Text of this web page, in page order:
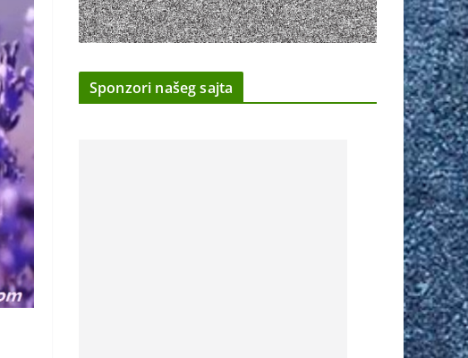
Sponzori našeg sajta